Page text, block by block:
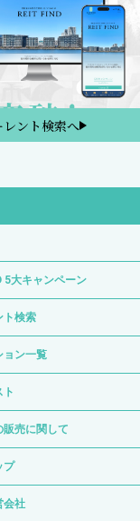
ント検索へ
5大キャンペーン
ト検索
ョン一覧
ト
販売に関して
プ
会社